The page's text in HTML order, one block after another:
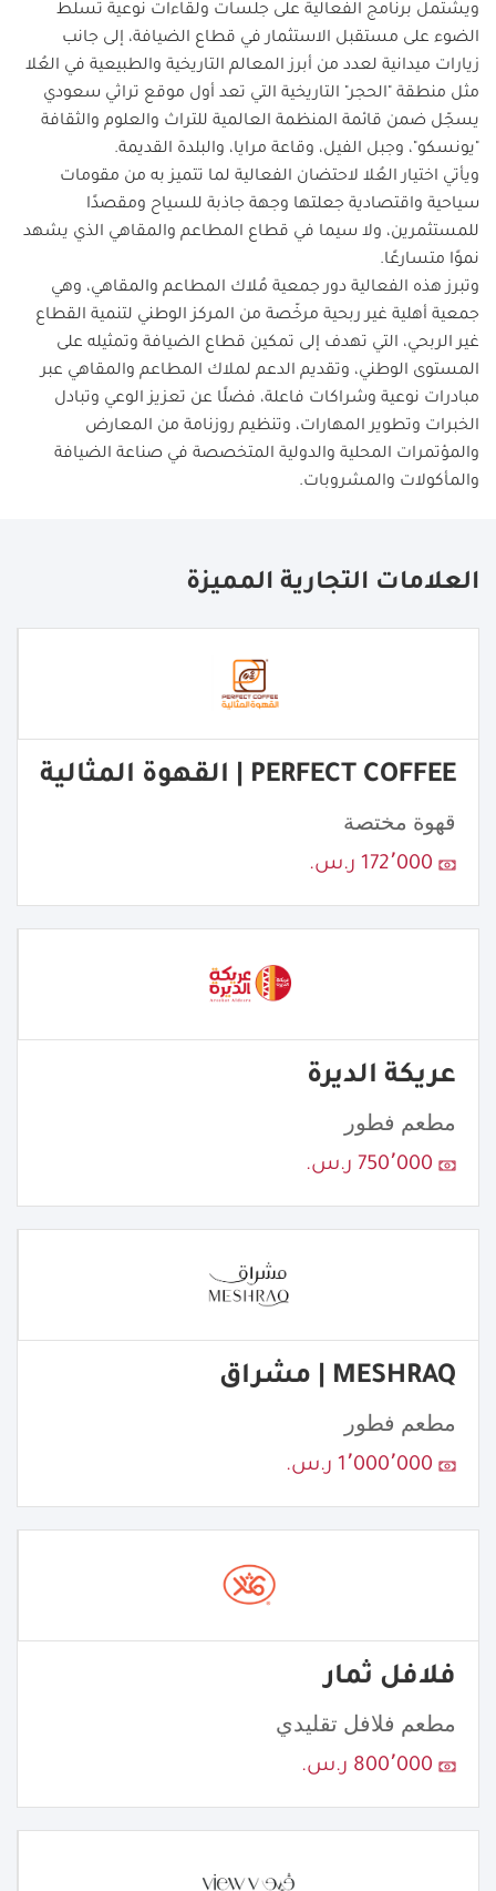
ويشتمل برنامج الفعالية على جلسات ولقاءات نوعية تسلّط
الضوء على مستقبل الاستثمار في قطاع الضيافة، إلى جانب
زيارات ميدانية لعدد من أبرز المعالم التاريخية والطبيعية في العُلا
مثل منطقة "الحجر" التاريخية التي تعد أول موقع تراثي سعودي
يسجّل ضمن قائمة المنظمة العالمية للتراث والعلوم والثقافة
"يونسكو"، وجبل الفيل، وقاعة مرايا، والبلدة القديمة.
ويأتي اختيار العُلا لاحتضان الفعالية لما تتميز به من مقومات
سياحية واقتصادية جعلتها وجهة جاذبة للسياح ومقصدًا
للمستثمرين، ولا سيما في قطاع المطاعم والمقاهي الذي يشهد
نموًا متسارعًا.
وتبرز هذه الفعالية دور جمعية مُلاك المطاعم والمقاهي، وهي
جمعية أهلية غير ربحية مرخّصة من المركز الوطني لتنمية القطاع
غير الربحي، التي تهدف إلى تمكين قطاع الضيافة وتمثيله على
المستوى الوطني، وتقديم الدعم لملاك المطاعم والمقاهي عبر
مبادرات نوعية وشراكات فاعلة، فضلًا عن تعزيز الوعي وتبادل
الخبرات وتطوير المهارات، وتنظيم روزنامة من المعارض
والمؤتمرات المحلية والدولية المتخصصة في صناعة الضيافة
والمأكولات والمشروبات.
العلامات التجارية المميزة
PERFECT COFFEE | القهوة المثالية
قهوة مختصة
172٬000 ر.س.
عريكة الديرة
مطعم فطور
750٬000 ر.س.
MESHRAQ | مشراق
مطعم فطور
1٬000٬000 ر.س.
فلافل ثمار
مطعم فلافل تقليدي
800٬000 ر.س.